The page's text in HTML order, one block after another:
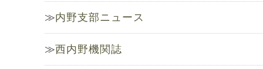
内野支部ニュース
西内野機関誌